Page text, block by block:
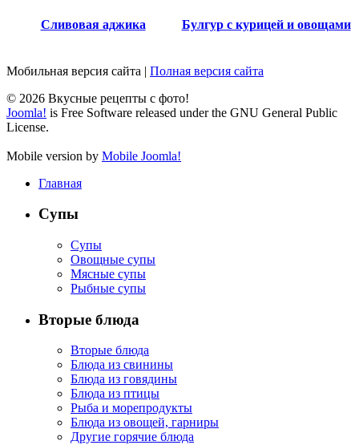
Сливовая аджика Булгур с курицей и овощами
Мобильная версия сайта | Полная версия сайта
© 2026 Вкусные рецепты с фото!
Joomla! is Free Software released under the GNU General Public
License.
Mobile version by Mobile Joomla!
Главная
Супы
Супы
Овощные супы
Мясные супы
Рыбные супы
Вторые блюда
Вторые блюда
Блюда из свинины
Блюда из говядины
Блюда из птицы
Рыба и морепродукты
Блюда из овощей, гарниры
Другие горячие блюда